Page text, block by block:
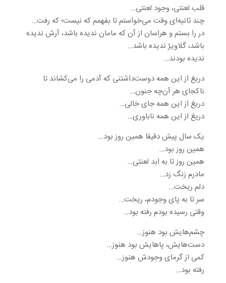
قلب لعنتی، وجود لعنتی…
چند ثانیه‌ای وقت می‌خواستم تا بفهمم که نیست؛ که رفت…
در را بستم و هراسان از آن که مامان ندیده باشد، آرش ندیده
باشد، گلاویژ ندیده باشد…
ندیده بودند…
دریغ از این همه دوست‌داشتنی که آدمی را می‌کشاند تا
ناکجای هر آن‌چه جنون…
دریغ از این همه جای خالی…
دریغ از این همه ناباوری…
یک سال پیش دقیقا همین روز بود…
همین روز بود…
همین روز تا به ابد لعنتی…
مادرم زنگ زد…
دلم ریخت…
سر تا به پای وجودم، ریخت…
وقتی رسیده بودم رفته بود…
چشم‌هایش بود هنوز…
دست‌هایش، پاهایش بود هنوز…
کمی از گرمای وجودش هنوز…
رفته بود…